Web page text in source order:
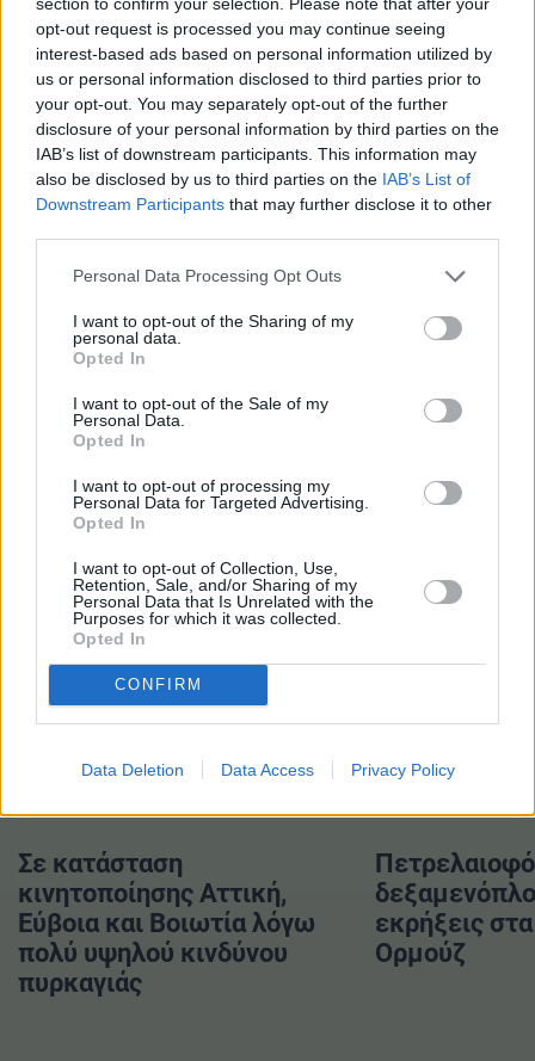
opt-out request is processed you may continue seeing
interest-based ads based on personal information utilized by
us or personal information disclosed to third parties prior to
your opt-out. You may separately opt-out of the further
disclosure of your personal information by third parties on the
IAB’s list of downstream participants. This information may
also be disclosed by us to third parties on the IAB’s List of
Downstream Participants that may further disclose it to other
Personal Data Processing Opt Outs
I want to opt-out of the Sharing of my
personal data.
Opted In
I want to opt-out of the Sale of my
Personal Data.
Opted In
I want to opt-out of processing my
Personal Data for Targeted Advertising.
Opted In
I want to opt-out of Collection, Use,
Retention, Sale, and/or Sharing of my
Personal Data that Is Unrelated with the
Purposes for which it was collected.
Opted In
CONFIRM
Data Deletion Data Access Privacy Policy
Ελλάδας, αλλά στηντοπική βιομηχανία, όπως το μοναδικό
εμπόριο μαστίχας (μιας φυσικής ρητίνης), και όταν οι
ταξιδιώτες επισκέπτονται το νησί, είναι για να μείνουν
σε ξενώνες και μικρά χωριά και όχι σε μεγάλα θέρετρα.
Το Top-5 των νησιών που παραμένουν κάτω από τα
Άλαντ (Φινλανδία)
Ελ Ιέρρο (Ισπανία)
Αζόρες (Πορτογαλία)
#Διανυκτερεύσεις #Επισκέπτες
#Νησιά
#Υπερτουρισμός
ΔΙΑΒΑΣΤΕ ΕΠΙΣΗΣ
Σε κατάσταση
κινητοποίησης Αττική,
Εύβοια και Βοιωτία λόγω
πολύ υψηλού κινδύνου
πυρκαγιάς
εκρήξεις
Ορμούζ